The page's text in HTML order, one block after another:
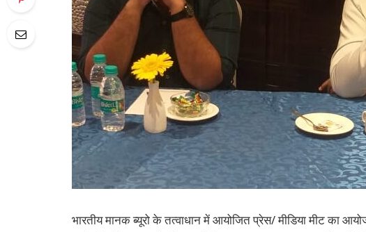
भारतीय मानक ब्‍यूरो के तत्‍वाधान में आयोजित प्रेस/ मीडिया मीट का